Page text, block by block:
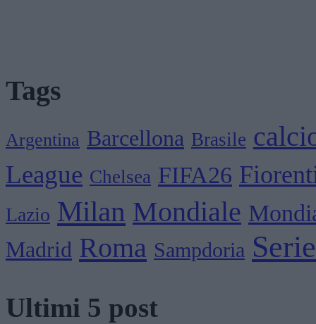
Tags
Argentina Barcellona Brasile
League Chelsea FIFA26
Lazio Milan Mondiale
Madrid Roma Sampdoria
Ultimi 5 post